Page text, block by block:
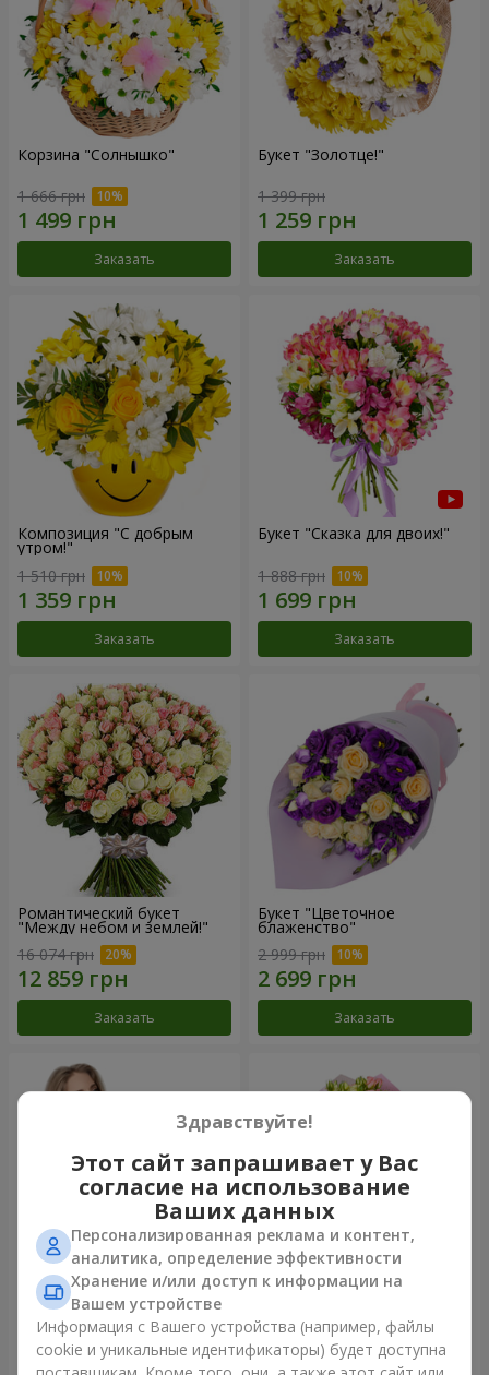
Корзина "Солнышко"
1 666 грн
Заказать
Букет "Золотце!"
1 399 грн
Заказать
Композиция "С добрым
утром!"
1 510 грн
Заказать
Букет "Сказка для двоих!"
1 888 грн
Заказать
Романтический букет
"Между небом и землей!"
16 074 грн
Заказать
Букет "Цветочное
блаженство"
2 999 грн
Заказать
Букет "Королеве сердца"
2 732 грн
Микс "Планета роз" из 51
8 116 грн
Здравствуйте!
Этот сайт запрашивает у Вас
согласие на использование
Ваших данных
Персонализированная реклама и контент,
аналитика, определение эффективности
Хранение и/или доступ к информации на
Вашем устройстве
Информация с Вашего устройства (например, файлы
cookie и уникальные идентификаторы) будет доступна